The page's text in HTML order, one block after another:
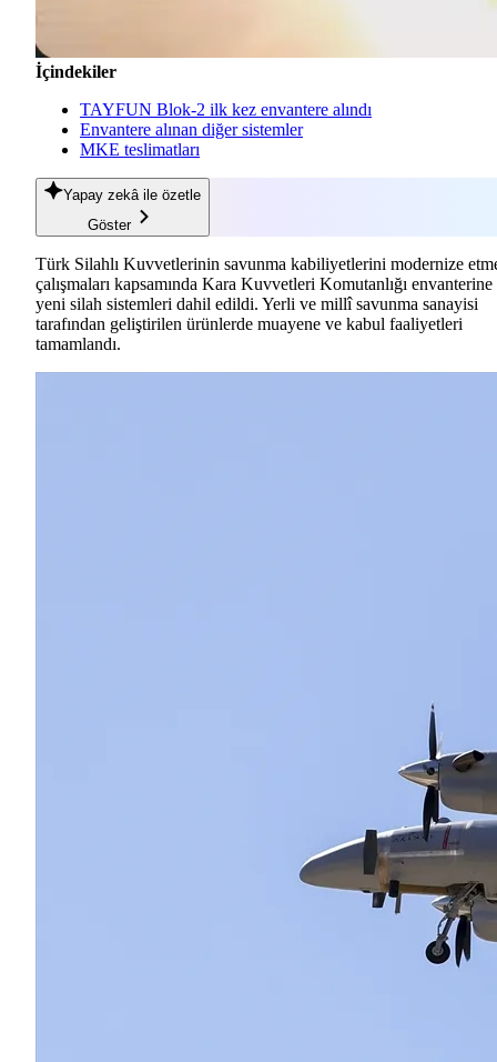
İçindekiler
TAYFUN Blok-2 ilk kez envantere alındı
Envantere alınan diğer sistemler
MKE teslimatları
Yapay zekâ ile özetle
Göster
Türk Silahlı Kuvvetlerinin savunma kabiliyetlerini modernize
çalışmaları kapsamında Kara Kuvvetleri Komutanlığı envanterine
yeni silah sistemleri dahil edildi. Yerli ve millî savunma sanayisi
tarafından geliştirilen ürünlerde muayene ve kabul faaliyetleri
tamamlandı.